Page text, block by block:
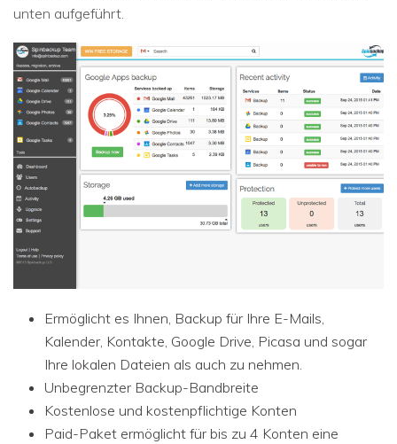
unten aufgeführt.
Ermöglicht es Ihnen, Backup für Ihre E-Mails,
Kalender, Kontakte, Google Drive, Picasa und sogar
Ihre lokalen Dateien als auch zu nehmen.
Unbegrenzter Backup-Bandbreite
Kostenlose und kostenpflichtige Konten
Paid-Paket ermöglicht für bis zu 4 Konten eine